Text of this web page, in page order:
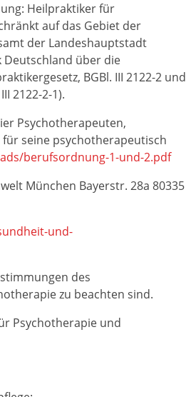
Heilpraktiker für
auf das Gebiet der
der Landeshauptstadt
Deutschland über die
BGBl. III 2122-2 und
2122-2-1).
Psychotherapeuten,
seine psychotherapeutisch
berufsordnung-1-und-2.pdf
München Bayerstr. 28a 80335
und-
des
zu beachten sind.
Psychotherapie und